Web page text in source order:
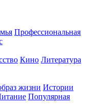
Профессиональная
Кино Литература
жизни Истории
Популярная